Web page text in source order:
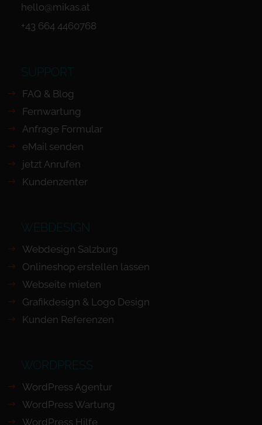
hello@mikas.at
+43 664 4460768
SUPPORT
FAQ & Blog
Fernwartung
Anfrage Formular
eMail senden
jetzt Anrufen
Kundenzenter
WEBDESIGN
Webdesign Salzburg
Onlineshop erstellen lassen
Webseite mieten
Grafikdesign & Logo Design
Kunden Referenzen
WORDPRESS
WordPress Agentur
WordPress Wartung
WordPress Hilfe